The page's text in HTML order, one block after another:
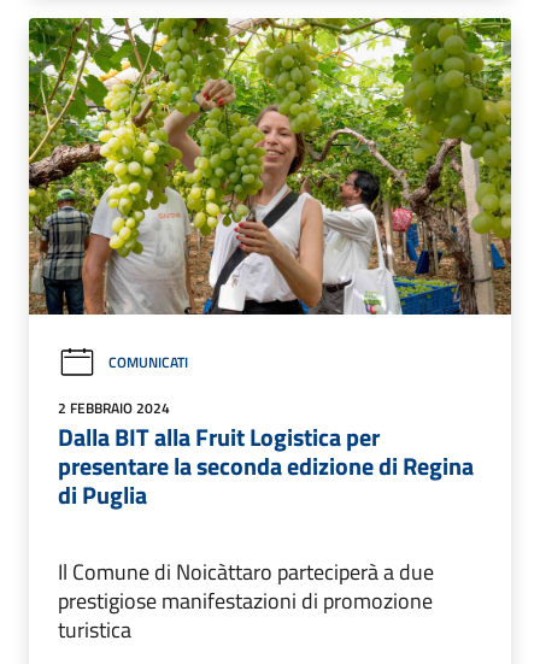
COMUNICATI
2 FEBBRAIO 2024
Dalla BIT alla Fruit Logistica per
presentare la seconda edizione di Regina
di Puglia
Il Comune di Noicàttaro parteciperà a due
prestigiose manifestazioni di promozione
turistica